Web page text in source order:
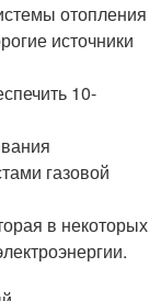
отопления
источники
10-
газовой
в некоторых